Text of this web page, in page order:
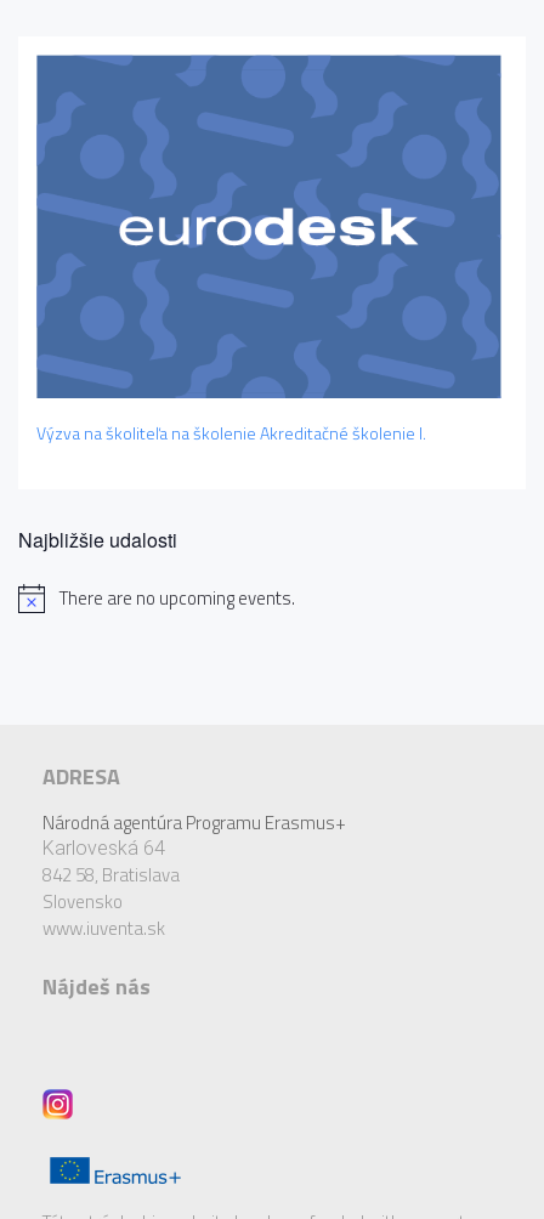
Výzva na školiteľa na školenie Akreditačné školenie I.
Najbližšie udalosti
There are no upcoming events.
ADRESA
Národná agentúra Programu Erasmus+
Karloveská 64
842 58, Bratislava
Slovensko
www.iuventa.sk
Nájdeš nás